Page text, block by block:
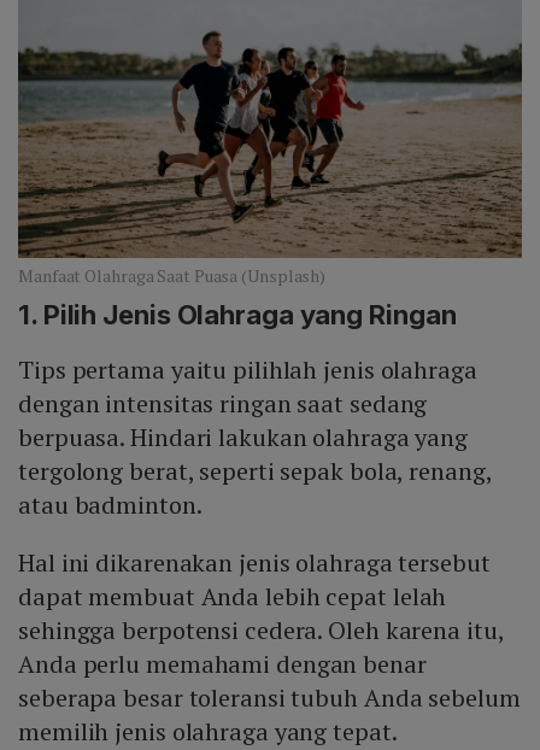
Manfaat Olahraga Saat Puasa (Unsplash)
1. Pilih Jenis Olahraga yang Ringan
Tips pertama yaitu pilihlah jenis olahraga
dengan intensitas ringan saat sedang
berpuasa. Hindari lakukan olahraga yang
tergolong berat, seperti sepak bola, renang,
atau badminton.
Hal ini dikarenakan jenis olahraga tersebut
dapat membuat Anda lebih cepat lelah
sehingga berpotensi cedera. Oleh karena itu,
Anda perlu memahami dengan benar
seberapa besar toleransi tubuh Anda sebelum
memilih jenis olahraga yang tepat.